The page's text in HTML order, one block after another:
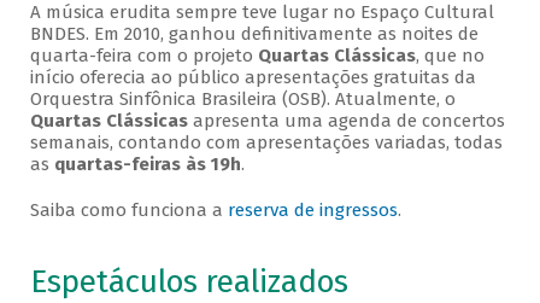
A música erudita sempre teve lugar no Espaço Cultural
BNDES. Em 2010, ganhou definitivamente as noites de
quarta-feira com o projeto Quartas Clássicas, que no
início oferecia ao público apresentações gratuitas da
Orquestra Sinfônica Brasileira (OSB). Atualmente, o
Quartas Clássicasapresenta uma agenda de concertos
semanais, contando com apresentações variadas, todas
as quartas-feiras às 19h.
Saiba como funciona a reserva de ingressos.
Espetáculos realizados